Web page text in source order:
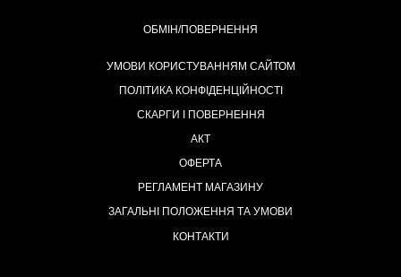
ОБМІН/ПОВЕРНЕННЯ
УМОВИ КОРИСТУВАННЯМ САЙТОМ
ПОЛІТИКА КОНФІДЕНЦІЙНОСТІ
СКАРГИ І ПОВЕРНЕННЯ
АКТ
ОФЕРТА
РЕГЛАМЕНТ МАГАЗИНУ
ЗАГАЛЬНІ ПОЛОЖЕННЯ ТА УМОВИ
КОНТАКТИ